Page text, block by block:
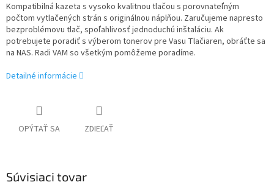
Kompatibilná kazeta s vysoko kvalitnou tlačou s porovnateľným
počtom vytlačených strán s originálnou náplňou. Zaručujeme napresto
bezproblémovu tlač, spoľahlivosť jednoduchú inštaláciu. Ak
potrebujete poradiť s výberom tonerov pre Vasu Tlačiaren, obráťte sa
na NAS. Radi VAM so všetkým pomôžeme poradíme.
Detailné informácie
OPÝTAŤ SA ZDIEĽAŤ
Súvisiaci tovar